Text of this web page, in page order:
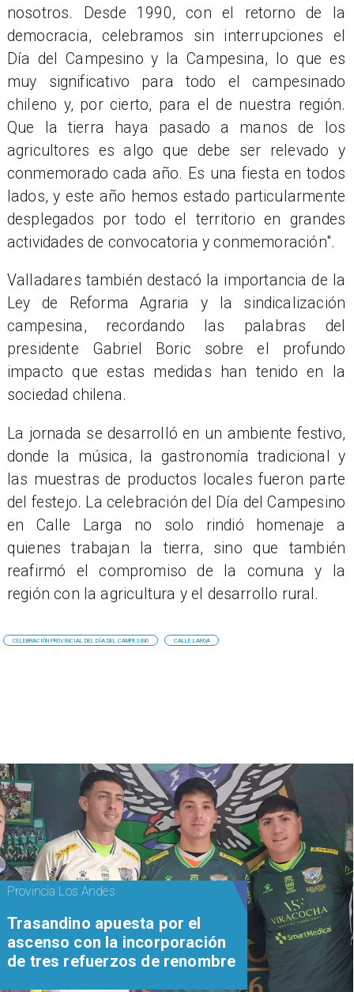
nosotros. Desde 1990, con el retorno de la
democracia, celebramos sin interrupciones el
Día del Campesino y la Campesina, lo que es
muy significativo para todo el campesinado
chileno y, por cierto, para el de nuestra región.
Que la tierra haya pasado a manos de los
agricultores es algo que debe ser relevado y
conmemorado cada año. Es una fiesta en todos
lados, y este año hemos estado particularmente
desplegados por todo el territorio en grandes
actividades de convocatoria y conmemoración".
Valladares también destacó la importancia de la
Ley de Reforma Agraria y la sindicalización
campesina, recordando las palabras del
presidente Gabriel Boric sobre el profundo
impacto que estas medidas han tenido en la
sociedad chilena.
La jornada se desarrolló en un ambiente festivo,
donde la música, la gastronomía tradicional y
las muestras de productos locales fueron parte
del festejo. La celebración del Día del Campesino
en Calle Larga no solo rindió homenaje a
quienes trabajan la tierra, sino que también
reafirmó el compromiso de la comuna y la
región con la agricultura y el desarrollo rural.
CELEBRACIÓN PROVINCIAL DEL DÍA DEL CAMPESINO CALLE LARGA
Provincia Los Andes
Trasandino apuesta por el
ascenso con la incorporación
de tres refuerzos de renombre